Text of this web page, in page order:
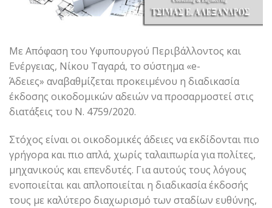
Με Απόφαση του Υφυπουργού Περιβάλλοντος και
Ενέργειας, Νίκου Ταγαρά, το σύστημα «e-
Άδειες» αναβαθμίζεται προκειμένου η διαδικασία
έκδοσης οικοδομικών αδειών να προσαρμοστεί στις
διατάξεις του Ν. 4759/2020.
Στόχος είναι οι οικοδομικές άδειες να εκδίδονται πιο
γρήγορα και πιο απλά, χωρίς ταλαιπωρία για πολίτες,
μηχανικούς και επενδυτές. Για αυτούς τους λόγους
ενοποιείται και απλοποιείται η διαδικασία έκδοσής
τους με καλύτερο διαχωρισμό των σταδίων ευθύνης,